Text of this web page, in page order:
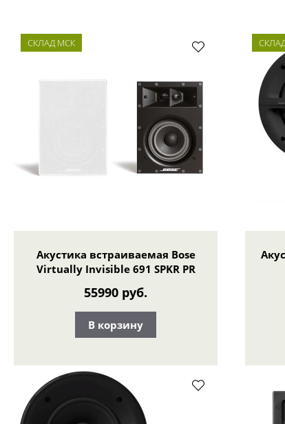
СКЛАД МСК
Акустика встраиваемая Bose
Virtually Invisible 691 SPKR PR
55990 руб.
В корзину